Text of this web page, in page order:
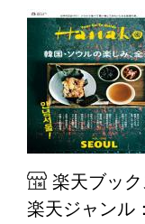
楽天ブック
楽天ジャンル